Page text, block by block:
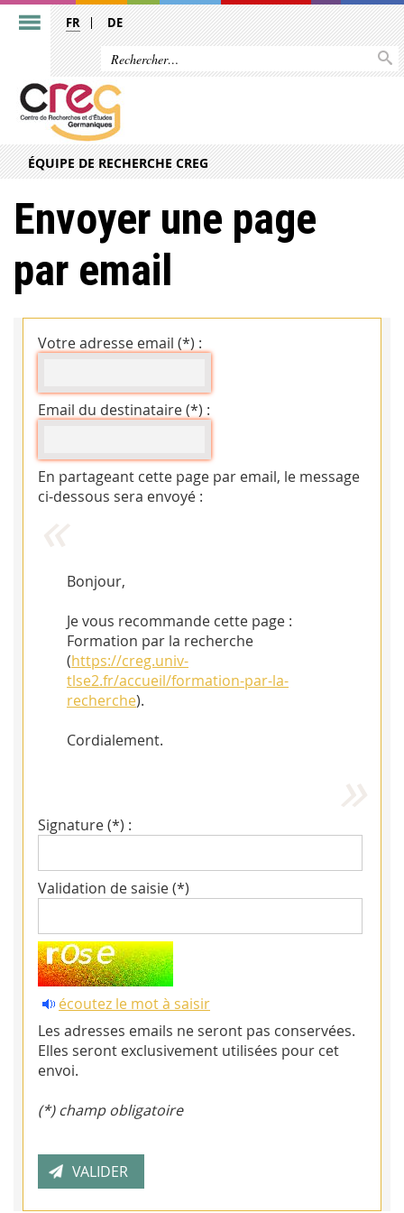
FR DE
ÉQUIPE DE RECHERCHE CREG
Envoyer une page
par email
Votre adresse email (*) :
Email du destinataire (*) :
En partageant cette page par email, le message
ci-dessous sera envoyé :
Bonjour,
Je vous recommande cette page :
Formation par la recherche
(https://creg.univ-
tlse2.fr/accueil/formation-par-la-
recherche).
Cordialement.
Signature (*) :
Validation de saisie (*)
écoutez le mot à saisir
Les adresses emails ne seront pas conservées.
Elles seront exclusivement utilisées pour cet
envoi.
(*) champ obligatoire